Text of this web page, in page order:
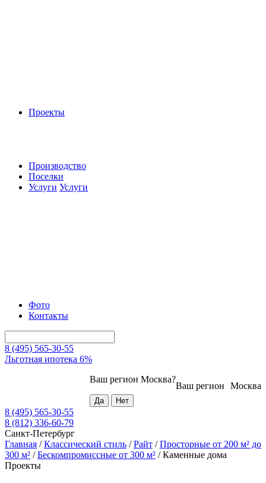
Проекты
Производство
Поселки
Услуги Услуги
Фото
Контакты
8 (495) 565-30-55
Льготная ипотека 6%
Москва
Ваш регион
Ваш регион Москва?
8 (495) 565-30-55
8 (812) 336-60-79
Санкт-Петербург
Главная /Классический стиль /Райт /Просторные от 200 м² до
300 м² /Бескомпромиссные от 300 м² /Каменные дома
Проекты